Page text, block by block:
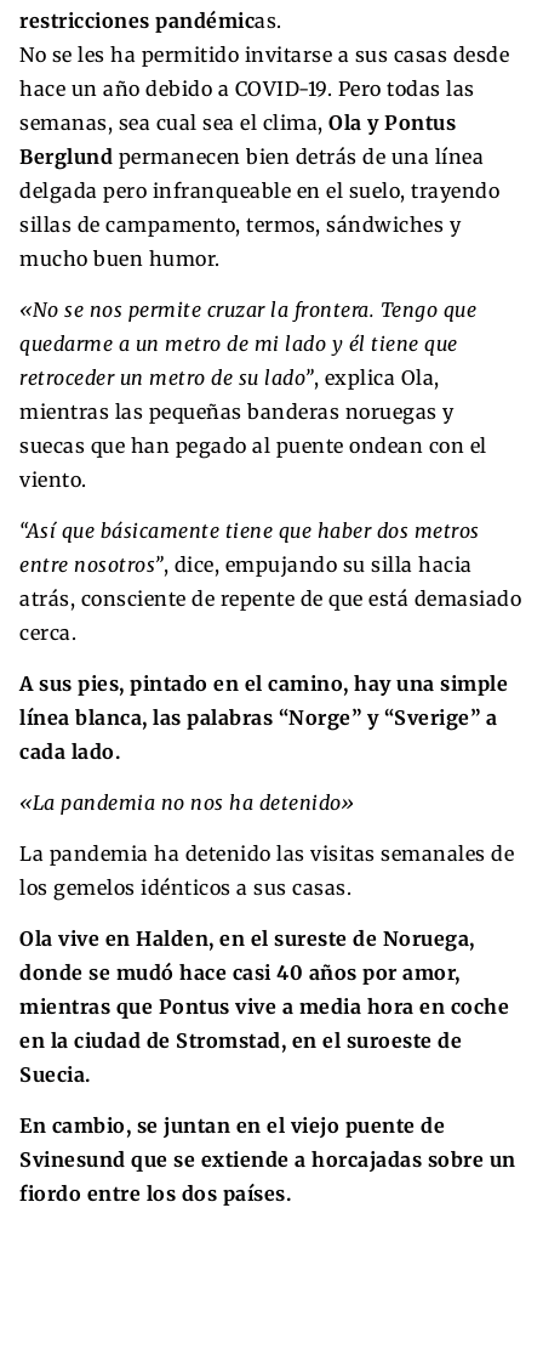
restricciones pandémicas.
No se les ha permitido invitarse a sus casas desde
hace un año debido a COVID-19. Pero todas las
semanas, sea cual sea el clima, Ola y Pontus
Berglund permanecen bien detrás de una línea
delgada pero infranqueable en el suelo, trayendo
sillas de campamento, termos, sándwiches y
mucho buen humor.
«No se nos permite cruzar la frontera. Tengo que
quedarme a un metro de mi lado y él tiene que
retroceder un metro de su lado”, explica Ola,
mientras las pequeñas banderas noruegas y
suecas que han pegado al puente ondean con el
viento.
“Así que básicamente tiene que haber dos metros
entre nosotros”, dice, empujando su silla hacia
atrás, consciente de repente de que está demasiado
cerca.
A sus pies, pintado en el camino, hay una simple
línea blanca, las palabras “Norge” y “Sverige” a
cada lado.
«La pandemia no nos ha detenido»
La pandemia ha detenido las visitas semanales de
los gemelos idénticos a sus casas.
Ola vive en Halden, en el sureste de Noruega,
donde se mudó hace casi 40 años por amor,
mientras que Pontus vive a media hora en coche
en la ciudad de Stromstad, en el suroeste de
Suecia.
En cambio, se juntan en el viejo puente de
Svinesund que se extiende a horcajadas sobre un
fiordo entre los dos países.